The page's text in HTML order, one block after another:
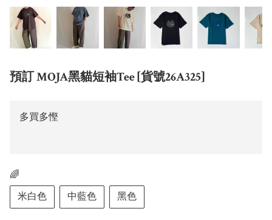
預訂 MOJA黑貓短袖Tee [貨號26A325]
多買多慳
🌈
米白色
中藍色 黑色